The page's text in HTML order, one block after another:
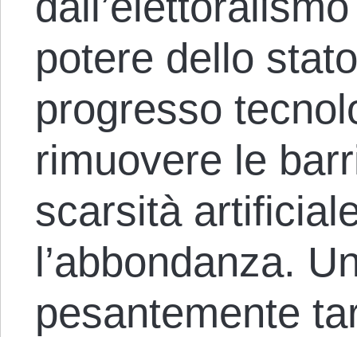
potere dello
progresso
rimuovere le
scarsità
l’abbondanza.
pesantemente